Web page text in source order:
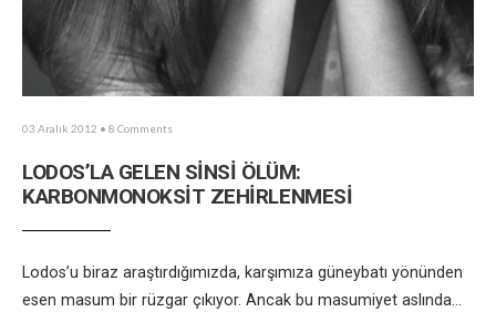
03 Aralık 2012 • 8 Comments
LODOS’LA GELEN SİNSİ ÖLÜM:
KARBONMONOKSİT ZEHİRLENMESİ
Lodos’u biraz araştırdığımızda, karşımıza güneybatı yönünden
esen masum bir rüzgar çıkıyor. Ancak bu masumiyet aslında...